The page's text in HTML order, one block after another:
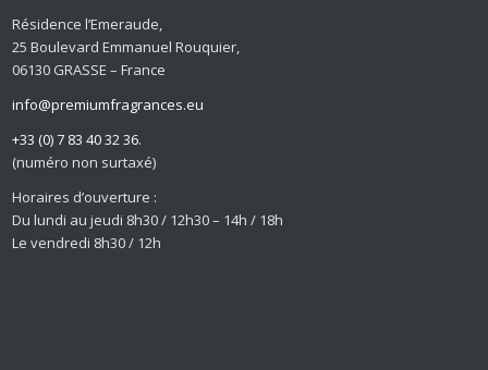
Résidence l’Emeraude,
25 Boulevard Emmanuel Rouquier,
06130 GRASSE – France
info@premiumfragrances.eu
+33 (0) 7 83 40 32 36.
(numéro non surtaxé)
Horaires d’ouverture :
Du lundi au jeudi 8h30 / 12h30 – 14h / 18h
Le vendredi 8h30 / 12h